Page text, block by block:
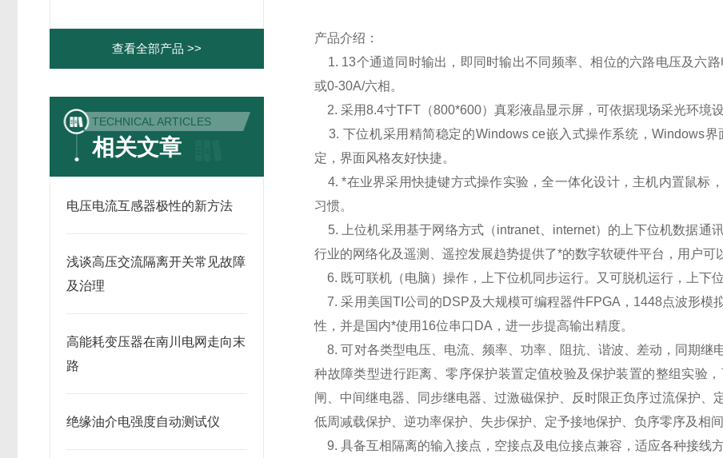
查看全部产品 >>
TECHNICAL ARTICLES
相关文章
电压电流互感器极性的新方法
浅谈高压交流隔离开关常见故障
及治理
高能耗变压器在南川电网走向末
路
绝缘油介电强度自动测试仪
产品介绍：
1. 13个通道同时输出，即同时输出不同频率、相位的六路电压及六
或0-30A/六相。
2. 采用8.4寸TFT（800*600）真彩液晶显示屏，可依据现场采光环境
3. 下位机采用精简稳定的Windows ce嵌入式操作系统，Windows
定，界面风格友好快捷。
4. *在业界采用快捷键方式操作实验，全一体化设计，主机内置鼠标
习惯。
5. 上位机采用基于网络方式（intranet、internet）的上下位机数据通
行业的网络化及遥测、遥控发展趋势提供了*的数字软硬件平台，用户可
6. 既可联机（电脑）操作，上下位机同步运行。又可脱机运行，上下
7. 采用美国TI公司的DSP及大规模可编程器件FPGA，1448点波形模
性，并是国内*使用16位串口DA，进一步提高输出精度。
8. 可对各类型电压、电流、频率、功率、阻抗、谐波、差动，同期继
种故障类型进行距离、零序保护装置定值校验及保护装置的整组实验
闸、中间继电器、同步继电器、过激磁保护、反时限正负序过流保护、
低周减载保护、逆功率保护、失步保护、定予接地保护、负序零序及相
9. 具备互相隔离的输入接点，空接点及电位接点兼容，适应各种接线方